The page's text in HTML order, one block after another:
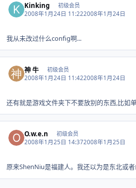
Kinking 初级会员
2008年1月24日 11:222008年1月24日
我从未改过什么config啊...
神 牛 初级会员
2008年1月24日 11:422008年1月24日
还有就是游戏文件夹下不要放别的东西,比如
O.w.e.n 初级会员
2008年1月25日 14:372008年1月25日
原来ShenNiu是福建人。我还以为是东北或